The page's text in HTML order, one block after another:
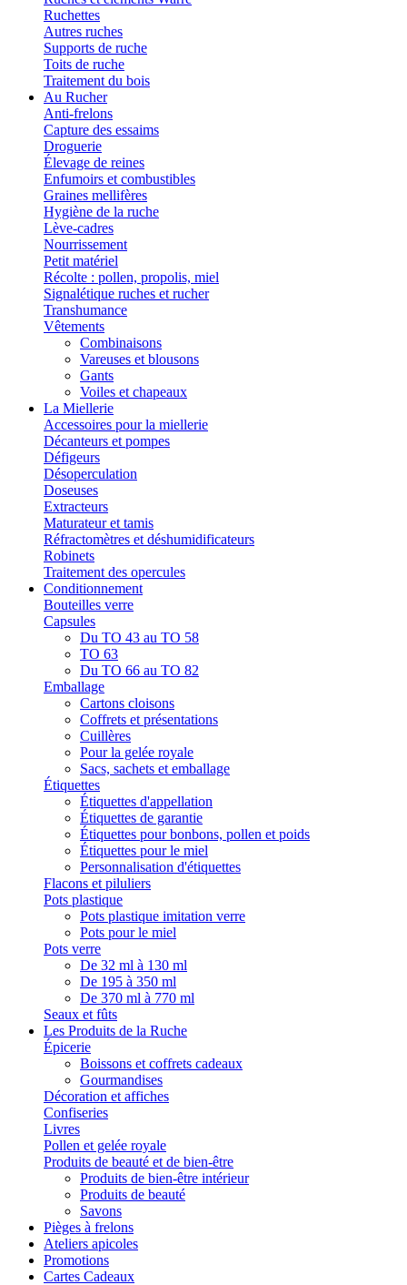
Ruchettes
Autres ruches
Supports de ruche
Toits de ruche
Traitement du bois
Au Rucher
Anti-frelons
Capture des essaims
Droguerie
Élevage de reines
Enfumoirs et combustibles
Graines mellifères
Hygiène de la ruche
Lève-cadres
Nourrissement
Petit matériel
Récolte : pollen, propolis, miel
Signalétique ruches et rucher
Transhumance
Vêtements
Combinaisons
Vareuses et blousons
Gants
Voiles et chapeaux
La Miellerie
Accessoires pour la miellerie
Décanteurs et pompes
Défigeurs
Désoperculation
Doseuses
Extracteurs
Maturateur et tamis
Réfractomètres et déshumidificateurs
Robinets
Traitement des opercules
Conditionnement
Bouteilles verre
Capsules
Du TO 43 au TO 58
TO 63
Du TO 66 au TO 82
Emballage
Cartons cloisons
Coffrets et présentations
Cuillères
Pour la gelée royale
Sacs, sachets et emballage
Étiquettes
Étiquettes d'appellation
Étiquettes de garantie
Étiquettes pour bonbons, pollen et poids
Étiquettes pour le miel
Personnalisation d'étiquettes
Flacons et piluliers
Pots plastique
Pots plastique imitation verre
Pots pour le miel
Pots verre
De 32 ml à 130 ml
De 195 à 350 ml
De 370 ml à 770 ml
Seaux et fûts
Les Produits de la Ruche
Épicerie
Boissons et coffrets cadeaux
Gourmandises
Décoration et affiches
Confiseries
Livres
Pollen et gelée royale
Produits de beauté et de bien-être
Produits de bien-être intérieur
Produits de beauté
Savons
Pièges à frelons
Ateliers apicoles
Promotions
Cartes Cadeaux